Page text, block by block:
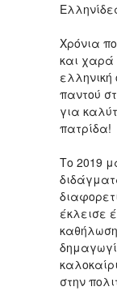
Χρόνια
και χαρά
παντού
για
πατρίδα!
Το 2019
έκλεισε
στην